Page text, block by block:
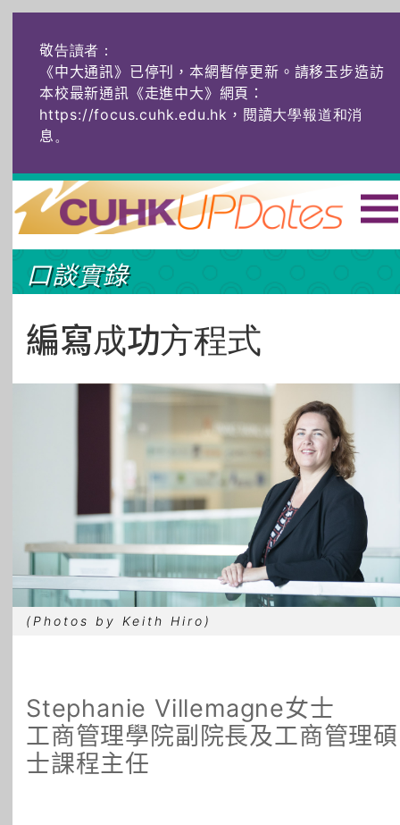
敬告讀者：
《中大通訊》已停刊，本網暫停更新。請移玉步造訪
本校最新通訊《走進中大》網頁：
https://focus.cuhk.edu.hk，閱讀大學報道和消
息。
主頁 | ENG | 简体 |
頭條
社創薈動 六物窺人
口談實錄
編寫成功方程式
(Photos by Keith Hiro)
Stephanie Villemagne女士
工商管理學院副院長及工商管理碩
士課程主任